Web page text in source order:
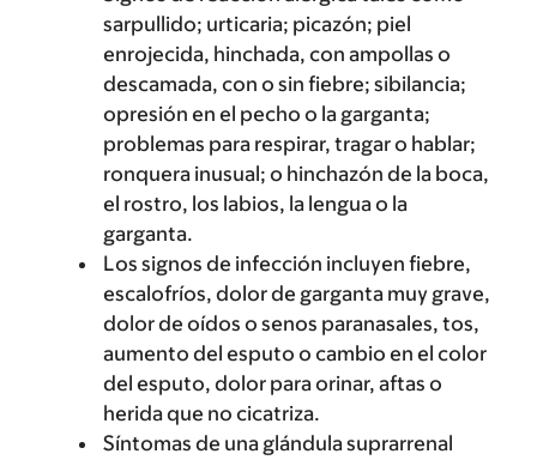
sarpullido; urticaria; picazón; piel
enrojecida, hinchada, con ampollas o
descamada, con o sin fiebre; sibilancia;
opresión en el pecho o la garganta;
problemas para respirar, tragar o hablar;
ronquera inusual; o hinchazón de la boca,
el rostro, los labios, la lengua o la
garganta.
Los signos de infección incluyen fiebre,
escalofríos, dolor de garganta muy grave,
dolor de oídos o senos paranasales, tos,
aumento del esputo o cambio en el color
del esputo, dolor para orinar, aftas o
herida que no cicatriza.
Síntomas de una glándula suprarrenal